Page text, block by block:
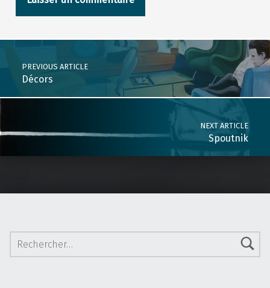
Post navigation
PREVIOUS ARTICLE
Décors
NEXT ARTICLE
Spoutnik
Rechercher :